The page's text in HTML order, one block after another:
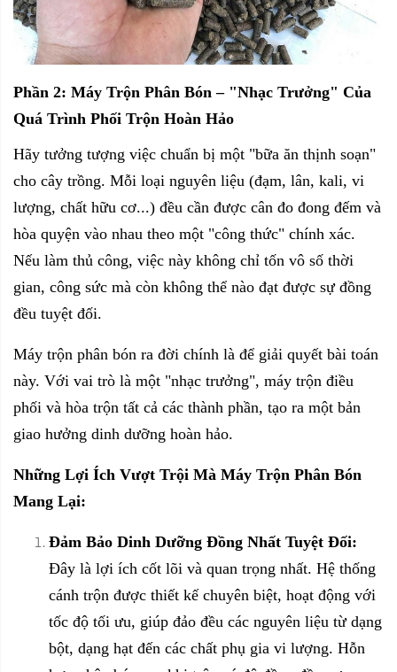
Phần 2: Máy Trộn Phân Bón – "Nhạc Trưởng" Của
Quá Trình Phối Trộn Hoàn Hảo
Hãy tưởng tượng việc chuẩn bị một "bữa ăn thịnh soạn"
cho cây trồng. Mỗi loại nguyên liệu (đạm, lân, kali, vi
lượng, chất hữu cơ...) đều cần được cân đo đong đếm và
hòa quyện vào nhau theo một "công thức" chính xác.
Nếu làm thủ công, việc này không chỉ tốn vô số thời
gian, công sức mà còn không thể nào đạt được sự đồng
đều tuyệt đối.
Máy trộn phân bón ra đời chính là để giải quyết bài toán
này. Với vai trò là một "nhạc trưởng", máy trộn điều
phối và hòa trộn tất cả các thành phần, tạo ra một bản
giao hưởng dinh dưỡng hoàn hảo.
Những Lợi Ích Vượt Trội Mà Máy Trộn Phân Bón
Mang Lại:
Đảm Bảo Dinh Dưỡng Đồng Nhất Tuyệt Đối:
Đây là lợi ích cốt lõi và quan trọng nhất. Hệ thống
cánh trộn được thiết kế chuyên biệt, hoạt động với
tốc độ tối ưu, giúp đảo đều các nguyên liệu từ dạng
bột, dạng hạt đến các chất phụ gia vi lượng. Hỗn